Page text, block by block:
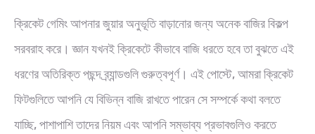
ক্রিকেট গেমিং আপনার জুয়ার অনুভূতি বাড়ানোর জন্য অনেক বাজির বিকল্প
সরবরাহ করে। জ্ঞান যখনই ক্রিকেটে কীভাবে বাজি ধরতে হবে তা বুঝতে এই
ধরণের অতিরিক্ত পছন্দ ব্র্যান্ডগুলি গুরুত্বপূর্ণ। এই পোস্টে, আমরা ক্রিকেট
ফিটগুলিতে আপনি যে বিভিন্ন বাজি রাখতে পারেন সে সম্পর্কে কথা বলতে
যাচ্ছি, পাশাপাশি তাদের নিয়ম এবং আপনি সম্ভাব্য প্রভাবগুলিও করতে